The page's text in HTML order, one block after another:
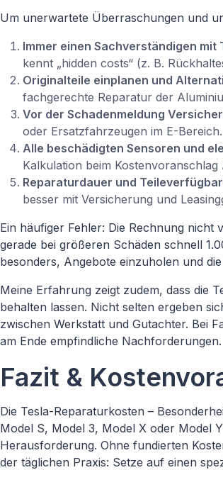
Um unerwartete Überraschungen und
Immer einen Sachverständigen
kennt „hidden costs“ (z. B.
Originalteile einplanen und
fachgerechte Reparatur der
Vor der Schadenmeldung
oder Ersatzfahrzeugen im E-
Alle beschädigten Sensoren und
Kalkulation beim
Reparaturdauer und
besser mit Versicherung und
Ein häufiger Fehler: Die Rechnung
gerade bei größeren Schäden schnell
besonders, Angebote einzuholen und
Meine Erfahrung zeigt zudem, dass die
behalten lassen. Nicht selten ergeben
zwischen Werkstatt und Gutachter. Bei
am Ende empfindliche Nachforderungen.
Fazit &
Die Tesla-Reparaturkosten –
Model S, Model 3, Model X oder Model
Herausforderung. Ohne fundierten
der täglichen Praxis: Setze auf einen